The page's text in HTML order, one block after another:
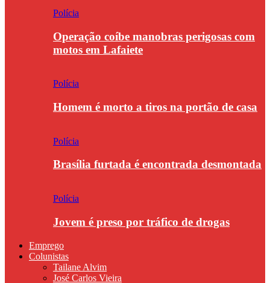
Polícia
Operação coíbe manobras perigosas com
motos em Lafaiete
Polícia
Homem é morto a tiros na portão de casa
Polícia
Brasília furtada é encontrada desmontada
Polícia
Jovem é preso por tráfico de drogas
Emprego
Colunistas
Tailane Alvim
José Carlos Vieira